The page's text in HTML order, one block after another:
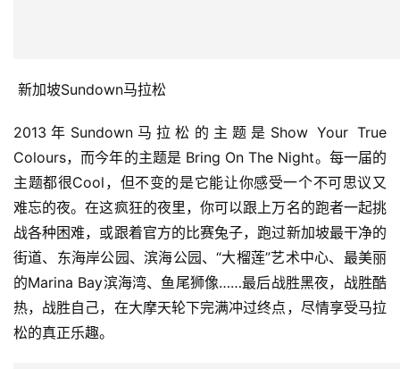
新加坡Sundown马拉松
2013年Sundown马拉松的主题是Show Your True
Colours，而今年的主题是 Bring On The Night。每一届的
主题都很Cool，但不变的是它能让你感受一个不可思议又
难忘的夜。在这疯狂的夜里，你可以跟上万名的跑者一起挑
战各种困难，或跟着官方的比赛兔子，跑过新加坡最干净的
街道、东海岸公园、滨海公园、“大榴莲”艺术中心、最美丽
的Marina Bay滨海湾、鱼尾狮像……最后战胜黑夜，战胜酷
热，战胜自己，在大摩天轮下完满冲过终点，尽情享受马拉
松的真正乐趣。